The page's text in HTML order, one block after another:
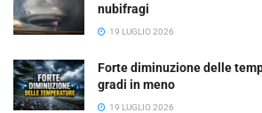
nubifragi
19 LUGLIO 2026
Forte diminuzione delle
gradi in meno
19 LUGLIO 2026